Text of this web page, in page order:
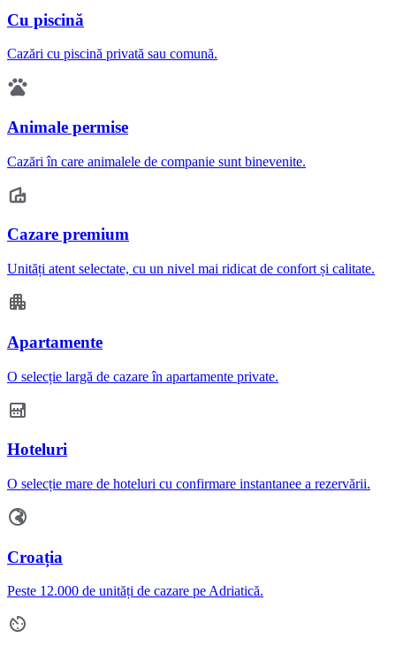
Cu piscină
Cazări cu piscină privată sau comună.
Animale permise
Cazări în care animalele de companie sunt binevenite.
Cazare premium
Unități atent selectate, cu un nivel mai ridicat de confort și calitate.
Apartamente
O selecție largă de cazare în apartamente private.
Hoteluri
O selecție mare de hoteluri cu confirmare instantanee a rezervării.
Croația
Peste 12.000 de unități de cazare pe Adriatică.